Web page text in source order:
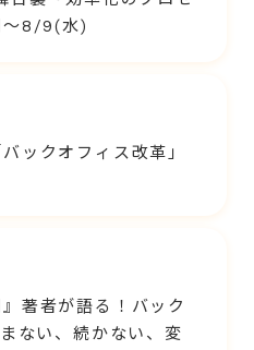
〜8/9(水)
ックオフィス改革」
著者が語る！バック
ない、続かない、変